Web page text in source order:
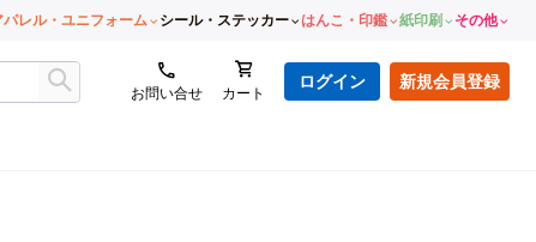
パレル・ユニフォーム シール・ステッカー はんこ・印鑑 紙印刷 その他
お問い合せ カート
ログイン 新規会員登録